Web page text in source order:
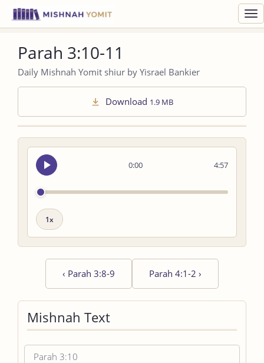
Parah 3:10-11
Daily Mishnah Yomit shiur by Yisrael Bankier
Download 1.9 MB
0:00
Seek
audio
4:57
Playback
‹ Parah 3:8-9 Parah 4:1-2 ›
Mishnah Text
Parah 3:10